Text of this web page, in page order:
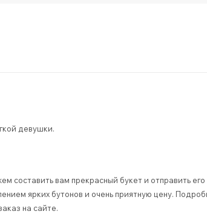
девушки.
составить вам прекрасный букет и отправить его
ярких бутонов и очень приятную цену.
на сайте.